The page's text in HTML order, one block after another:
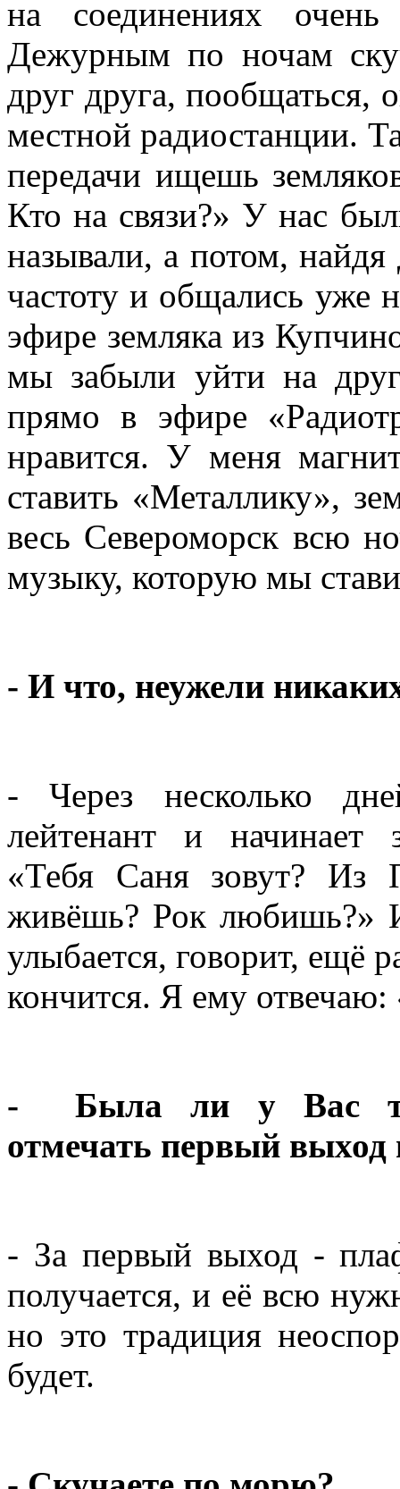
на соединениях
Дежурным по ночам
друг друга, пообщаться,
местной радиостанции.
передачи ищешь
Кто на связи?» У нас
называли, а потом,
частоту и общались
эфире земляка из
мы забыли уйти на
прямо в эфире
нравится. У меня
ставить «Металлику»,
весь Североморск всю
музыку, которую мы
- И что, неужели
- Через несколько
лейтенант и начинает
«Тебя Саня зовут? Из
живёшь? Рок любишь?»
улыбается, говорит, ещё
кончится. Я ему
- Была ли у Вас
отмечать первый выход
- За первый выход -
получается, и её всю
но это традиция
будет.